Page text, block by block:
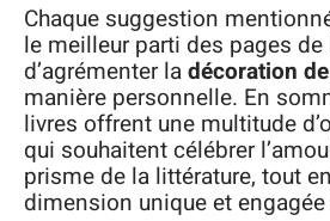
Chaque suggestion
le meilleur parti des pages de
d’agrémenter ladécoration
manière personnelle. En
livres offrent une multitude
qui souhaitent célébrer
prisme de la littérature, tout
dimension unique et